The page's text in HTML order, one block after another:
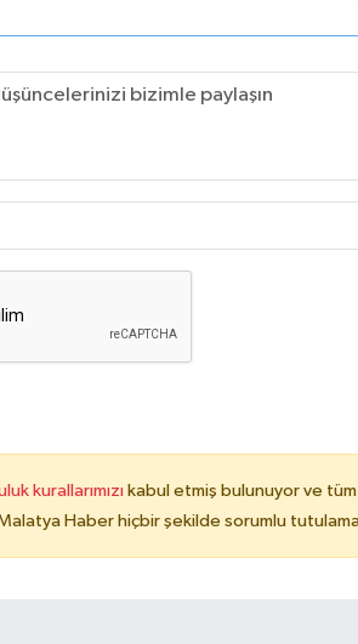
kurallarımızı kabul etmiş bulunuyor ve
Haber hiçbir şekilde sorumlu